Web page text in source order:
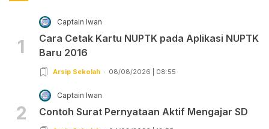
1
Captain Iwan
Cara Cetak Kartu NUPTK pada Aplikasi NUPTK
Baru 2016
Arsip Sekolah 08/08/2026 | 08:55
2
Captain Iwan
Contoh Surat Pernyataan Aktif Mengajar SD